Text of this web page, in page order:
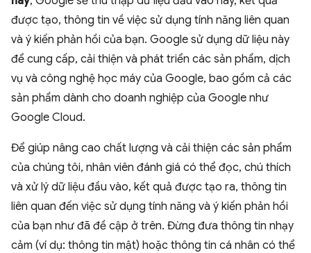
được tạo, thông tin về việc sử dụng tính năng liên quan
và ý kiến phản hồi của bạn. Google sử dụng dữ liệu này
để cung cấp, cải thiện và phát triển các sản phẩm, dịch
vụ và công nghệ học máy của Google, bao gồm cả các
sản phẩm dành cho doanh nghiệp của Google như
Google Cloud.
Để giúp nâng cao chất lượng và cải thiện các sản phẩm
của chúng tôi, nhân viên đánh giá có thể đọc, chú thích
và xử lý dữ liệu đầu vào, kết quả được tạo ra, thông tin
liên quan đến việc sử dụng tính năng và ý kiến phản hồi
của bạn như đã đề cập ở trên. Đừng đưa thông tin nhạy
cảm (ví dụ: thông tin mật) hoặc thông tin cá nhân có thể